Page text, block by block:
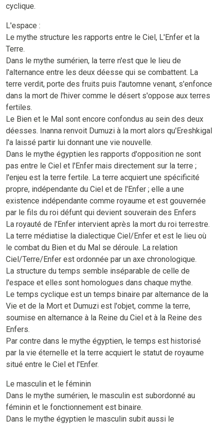
cyclique.
L'espace :
Le mythe structure les rapports entre le Ciel, L'Enfer et la
Terre.
Dans le mythe sumérien, la terre n'est que le lieu de
l'alternance entre les deux déesse qui se combattent. La
terre verdit, porte des fruits puis l'automne venant, s'enfonce
dans la mort de l'hiver comme le désert s'oppose aux terres
fertiles.
Le Bien et le Mal sont encore confondus au sein des deux
déesses. Inanna renvoit Dumuzi à la mort alors qu'Ereshkigal
l'a laissé partir lui donnant une vie nouvelle.
Dans le mythe égyptien les rapports d'opposition ne sont
pas entre le Ciel et l'Enfer mais directement sur la terre ;
l'enjeu est la terre fertile. La terre acquiert une spécificité
propre, indépendante du Ciel et de l'Enfer ; elle a une
existence indépendante comme royaume et est gouvernée
par le fils du roi défunt qui devient souverain des Enfers
La royauté de l'Enfer intervient après la mort du roi terrestre.
La terre médiatise la dialectique Ciel/Enfer et est le lieu où
le combat du Bien et du Mal se déroule. La relation
Ciel/Terre/Enfer est ordonnée par un axe chronologique.
La structure du temps semble inséparable de celle de
l'espace et elles sont homologues dans chaque mythe.
Le temps cyclique est un temps binaire par alternance de la
Vie et de la Mort et Dumuzi est l'objet, comme la terre,
soumise en alternance à la Reine du Ciel et à la Reine des
Enfers.
Par contre dans le mythe égyptien, le temps est historisé
par la vie éternelle et la terre acquiert le statut de royaume
situé entre le Ciel et l'Enfer.
Le masculin et le féminin
Dans le mythe sumérien, le masculin est subordonné au
féminin et le fonctionnement est binaire.
Dans le mythe égyptien le masculin subit aussi le